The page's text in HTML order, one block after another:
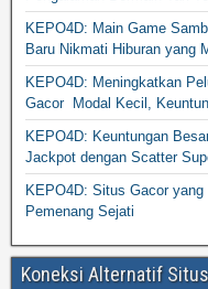
KEPO4D: Main Game
Baru Nikmati Hiburan yang
KEPO4D: Meningkatkan
Gacor Modal Kecil,
KEPO4D: Keuntungan
Jackpot dengan Scatter
KEPO4D: Situs Gacor
Pemenang Sejati
Koneksi Alternatif